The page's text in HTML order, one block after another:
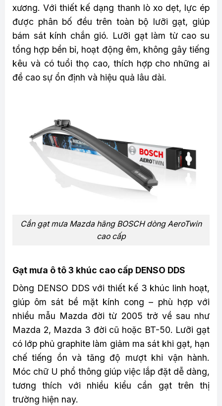
xương. Với thiết kế dạng thanh lò xo dẹt, lực ép
được phân bố đều trên toàn bộ lưỡi gạt, giúp
bám sát kính chắn gió. Lưỡi gạt làm từ cao su
tổng hợp bền bỉ, hoạt động êm, không gây tiếng
kêu và có tuổi thọ cao, thích hợp cho những ai
đề cao sự ổn định và hiệu quả lâu dài.
Cần gạt mưa Mazda hãng BOSCH dòng AeroTwin
cao cấp
Gạt mưa ô tô 3 khúc cao cấp DENSO DDS
Dòng DENSO DDS với thiết kế 3 khúc linh hoạt,
giúp ôm sát bề mặt kính cong – phù hợp với
nhiều mẫu Mazda đời từ 2005 trở về sau như
Mazda 2, Mazda 3 đời cũ hoặc BT-50. Lưỡi gạt
có lớp phủ graphite làm giảm ma sát khi gạt, hạn
chế tiếng ồn và tăng độ mượt khi vận hành.
Móc chữ U phổ thông giúp việc lắp đặt dễ dàng,
tương thích với nhiều kiểu cần gạt trên thị
trường hiện nay.